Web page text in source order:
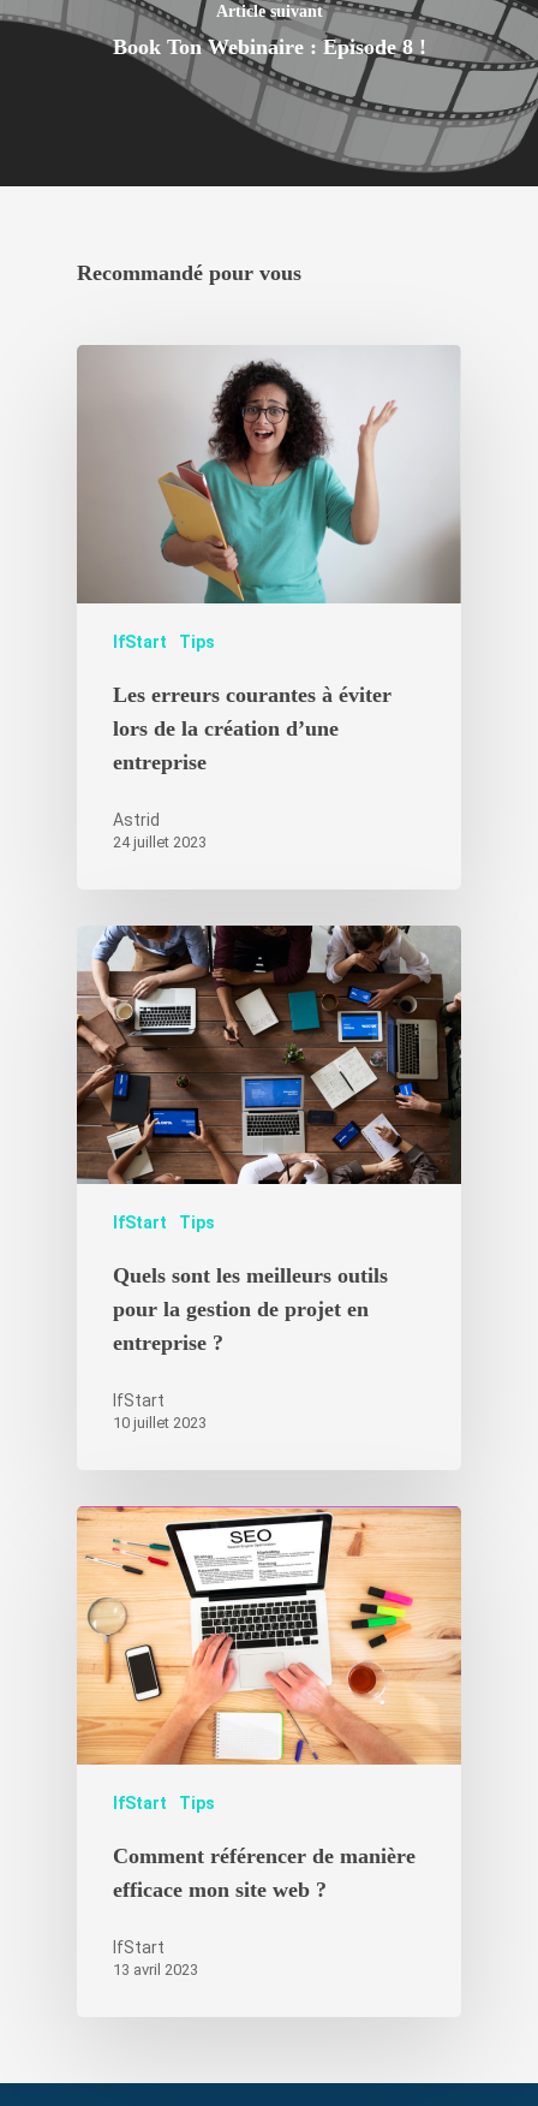
Article suivant
Book Ton Webinaire : Episode 8 !
Recommandé pour vous
IfStart Tips
Les erreurs courantes à éviter
lors de la création d’une
entreprise
Astrid
24 juillet 2023
IfStart Tips
Quels sont les meilleurs outils
pour la gestion de projet en
entreprise ?
IfStart
10 juillet 2023
IfStart Tips
Comment référencer de manière
efficace mon site web ?
IfStart
13 avril 2023
Actualités
Actualités récentes
Nouvelles start-ups
Contact